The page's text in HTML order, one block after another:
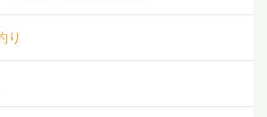
り